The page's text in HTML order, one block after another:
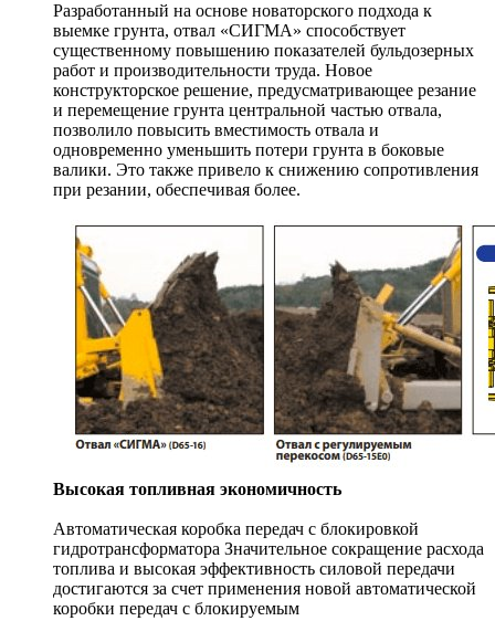
Разработанный на основе новаторского подхода к
выемке грунта, отвал «СИГМА» способствует
существенному повышению показателей бульдозерных
работ и производительности труда. Новое
конструкторское решение, предусматривающее резание
и перемещение грунта центральной частью отвала,
позволило повысить вместимость отвала и
одновременно уменьшить потери грунта в боковые
валики. Это также привело к снижению сопротивления
при резании, обеспечивая более.
Высокая топливная экономичность
Автоматическая коробка передач с блокировкой
гидротрансформатора Значительное сокращение расхода
топлива и высокая эффективность силовой передачи
достигаются за счет применения новой автоматической
коробки передач с блокируемым